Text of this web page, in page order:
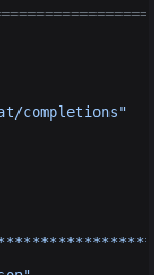
completions"